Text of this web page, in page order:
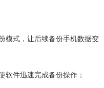
模式，让后续备份手机数据变
软件迅速完成备份操作；